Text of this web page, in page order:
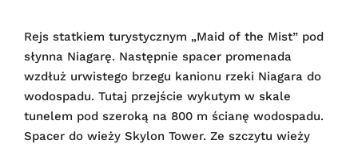
Rejs statkiem turystycznym „Maid of the Mist” pod
słynna Niagarę. Następnie spacer promenada
wzdłuż urwistego brzegu kanionu rzeki Niagara do
wodospadu. Tutaj przejście wykutym w skale
tunelem pod szeroką na 800 m ścianę wodospadu.
Spacer do wieży Skylon Tower. Ze szczytu wieży